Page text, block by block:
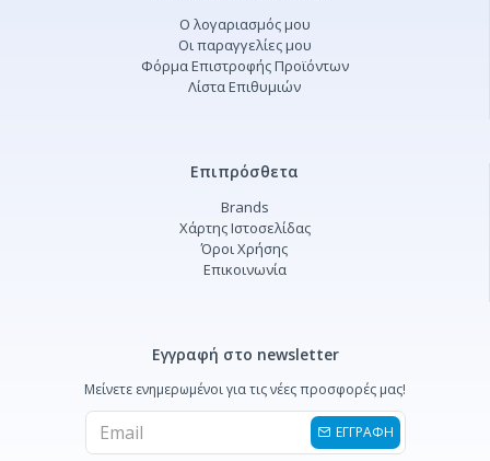
Ο λογαριασμός μου
Οι παραγγελίες μου
Φόρμα Επιστροφής Προϊόντων
Λίστα Επιθυμιών
Επιπρόσθετα
Brands
Χάρτης Ιστοσελίδας
Όροι Χρήσης
Επικοινωνία
Εγγραφή στο newsletter
Μείνετε ενημερωμένοι για τις νέες προσφορές μας!
ΕΓΓΡΑΦΗ